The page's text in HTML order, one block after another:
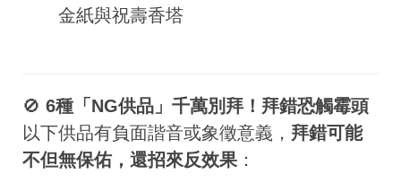
金紙與祝壽香塔
🚫 6種「NG供品」千萬別拜！拜錯恐觸霉頭
以下供品有負面諧音或象徵意義， 拜錯可能
不但無保佑，還招來反效果 ：